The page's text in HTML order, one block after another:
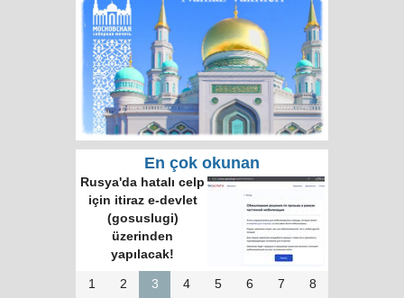
En çok okunan
Rusya'da hatalı celp
için itiraz e-devlet
(gosuslugi)
üzerinden
yapılacak!
1 2 3 4 5 6 7 8